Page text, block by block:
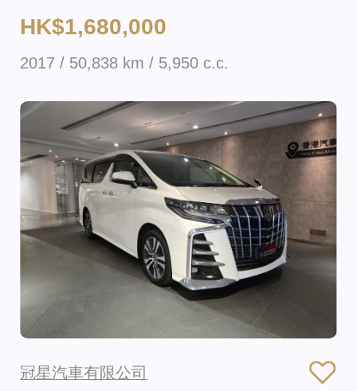
HK$1,680,000
2017 / 50,838 km / 5,950 c.c.
冠星汽車有限公司